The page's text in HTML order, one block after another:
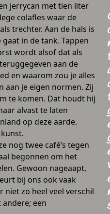
jerrycan met tien liter
colafles waar de
trechter. Aan de hals is
in de tank. Tappen
wordt alsof dat als
aan de
en waarom zou je alles
aan je eigen normen. Zij
te komen. Dat houdt hij
alvast te laten
op deze aarde.
nog twee café’s tegen
begonnen om het
Gewoon nageaapt,
bij ons ook vaak
niet zo heel veel verschil
een
t
t